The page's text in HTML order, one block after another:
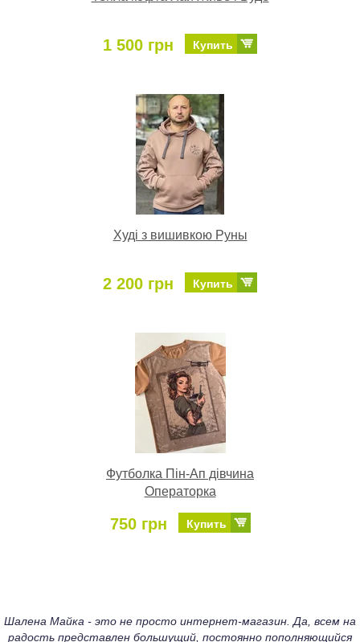
1 500 грн Купить
Худі з вишивкою Руны
2 200 грн Купить
Футболка Пін-Ап дівчина
Операторка
750 грн Купить
Шалена Майка - это не просто интернет-магазин. Да, всем на
радость представлен большущий, постоянно пополняющийся